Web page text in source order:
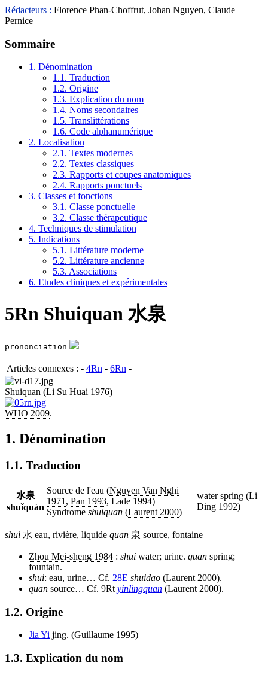
Rédacteurs : Florence Phan-Choffrut, Johan Nguyen, Claude
Pernice
Sommaire
1. Dénomination
1.1. Traduction
1.2. Origine
1.3. Explication du nom
1.4. Noms secondaires
1.5. Translittérations
1.6. Code alphanumérique
2. Localisation
2.1. Textes modernes
2.2. Textes classiques
2.3. Rapports et coupes anatomiques
2.4. Rapports ponctuels
3. Classes et fonctions
3.1. Classe ponctuelle
3.2. Classe thérapeutique
4. Techniques de stimulation
5. Indications
5.1. Littérature moderne
5.2. Littérature ancienne
5.3. Associations
6. Etudes cliniques et expérimentales
5Rn Shuiquan 水泉
prononciation
Articles connexes : - 4Rn - 6Rn -
Shuiquan (Li Su Huai 1976)
WHO 2009.
1. Dénomination
1.1. Traduction
水泉
shuǐquán
Source de l'eau (Nguyen Van Nghi
1971 , Pan 1993, Lade 1994)
Syndrome shuiquan (Laurent 2000)
water spring (Li
Ding 1992)
shui 水 eau, rivière, liquide quan 泉 source, fontaine
Zhou Mei-sheng 1984 : shui water; urine. quan spring;
fountain.
shui: eau, urine… Cf. 28E shuidao (Laurent 2000).
quan source… Cf. 9Rt yinlingquan (Laurent 2000).
1.2. Origine
Jia Yi jing. (Guillaume 1995)
1.3. Explication du nom